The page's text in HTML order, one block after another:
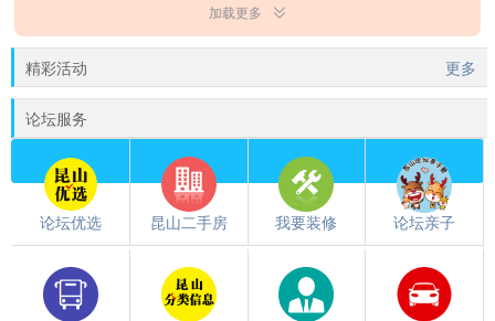
加载更多
精彩活动 更多
论坛服务
论坛优选 昆山二手房 我要装修 论坛亲子